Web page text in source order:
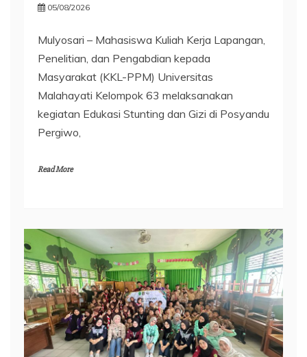
05/08/2026
Mulyosari – Mahasiswa Kuliah Kerja Lapangan,
Penelitian, dan Pengabdian kepada
Masyarakat (KKL-PPM) Universitas
Malahayati Kelompok 63 melaksanakan
kegiatan Edukasi Stunting dan Gizi di Posyandu
Pergiwo,
Read More